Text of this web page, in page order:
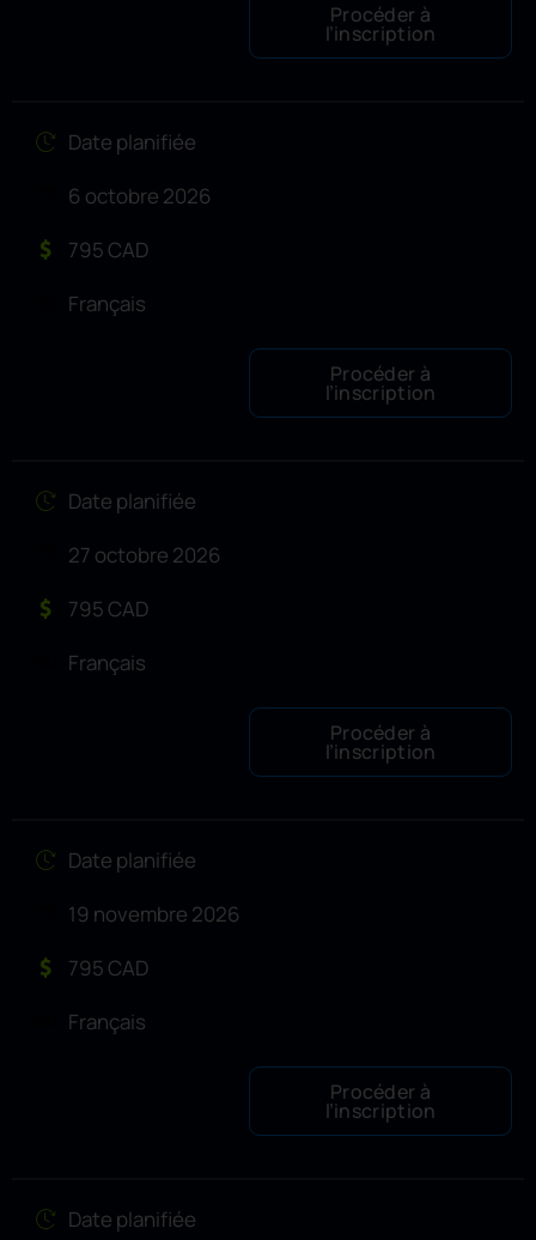
Procéder à
l’inscription
Date planifiée
6 octobre 2026
795 CAD
Français
Procéder à
l’inscription
Date planifiée
27 octobre 2026
795 CAD
Français
Procéder à
l’inscription
Date planifiée
19 novembre 2026
795 CAD
Français
Procéder à
l’inscription
Date planifiée